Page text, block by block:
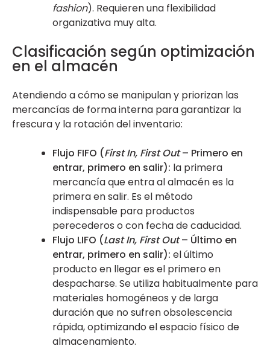
fashion). Requieren una flexibilidad
organizativa muy alta.
Clasificación según optimización
en el almacén
Atendiendo a cómo se manipulan y priorizan las
mercancías de forma interna para garantizar la
frescura y la rotación del inventario:
Flujo FIFO (First In, First Out– Primero en
entrar, primero en salir): la primera
mercancía que entra al almacén es la
primera en salir. Es el método
indispensable para productos
perecederos o con fecha de caducidad.
Flujo LIFO (Last In, First Out– Último en
entrar, primero en salir): el último
producto en llegar es el primero en
despacharse. Se utiliza habitualmente para
materiales homogéneos y de larga
duración que no sufren obsolescencia
rápida, optimizando el espacio físico de
almacenamiento.